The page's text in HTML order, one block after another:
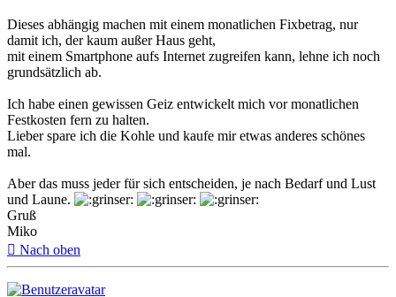
Dieses abhängig machen mit einem monatlichen Fixbetrag, nur
damit ich, der kaum außer Haus geht,
mit einem Smartphone aufs Internet zugreifen kann, lehne ich noch
grundsätzlich ab.
Ich habe einen gewissen Geiz entwickelt mich vor monatlichen
Festkosten fern zu halten.
Lieber spare ich die Kohle und kaufe mir etwas anderes schönes
mal.
Aber das muss jeder für sich entscheiden, je nach Bedarf und Lust
und Laune.
Gruß
Miko
Nach oben